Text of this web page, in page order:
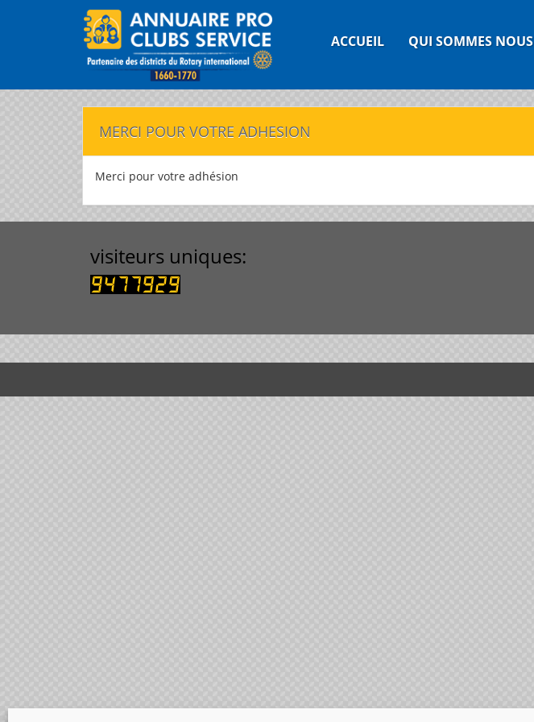
ACCUEIL QUI SOMMES NOUS
MERCI POUR VOTRE ADHESION
Merci pour votre adhésion
visiteurs uniques: